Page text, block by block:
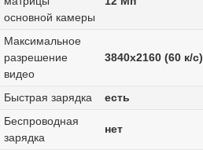
основной камеры
Максимальное
разрешение
видео
3840x2160 (60 к/с)
Быстрая зарядка
есть
Беспроводная
зарядка
нет